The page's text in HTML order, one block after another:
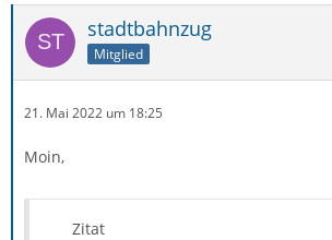
stadtbahnzug
Mitglied
21. Mai 2022 um 18:25
Moin,
Zitat